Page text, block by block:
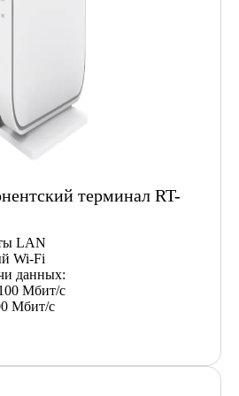
терминал RT-
LAN
Wi-Fi
данных:
Мбит/с
Мбит/с